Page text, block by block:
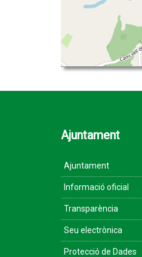
Ajuntament
Ajuntament
Informació oficial
Transparència
Seu electrònica
Protecció de Dades